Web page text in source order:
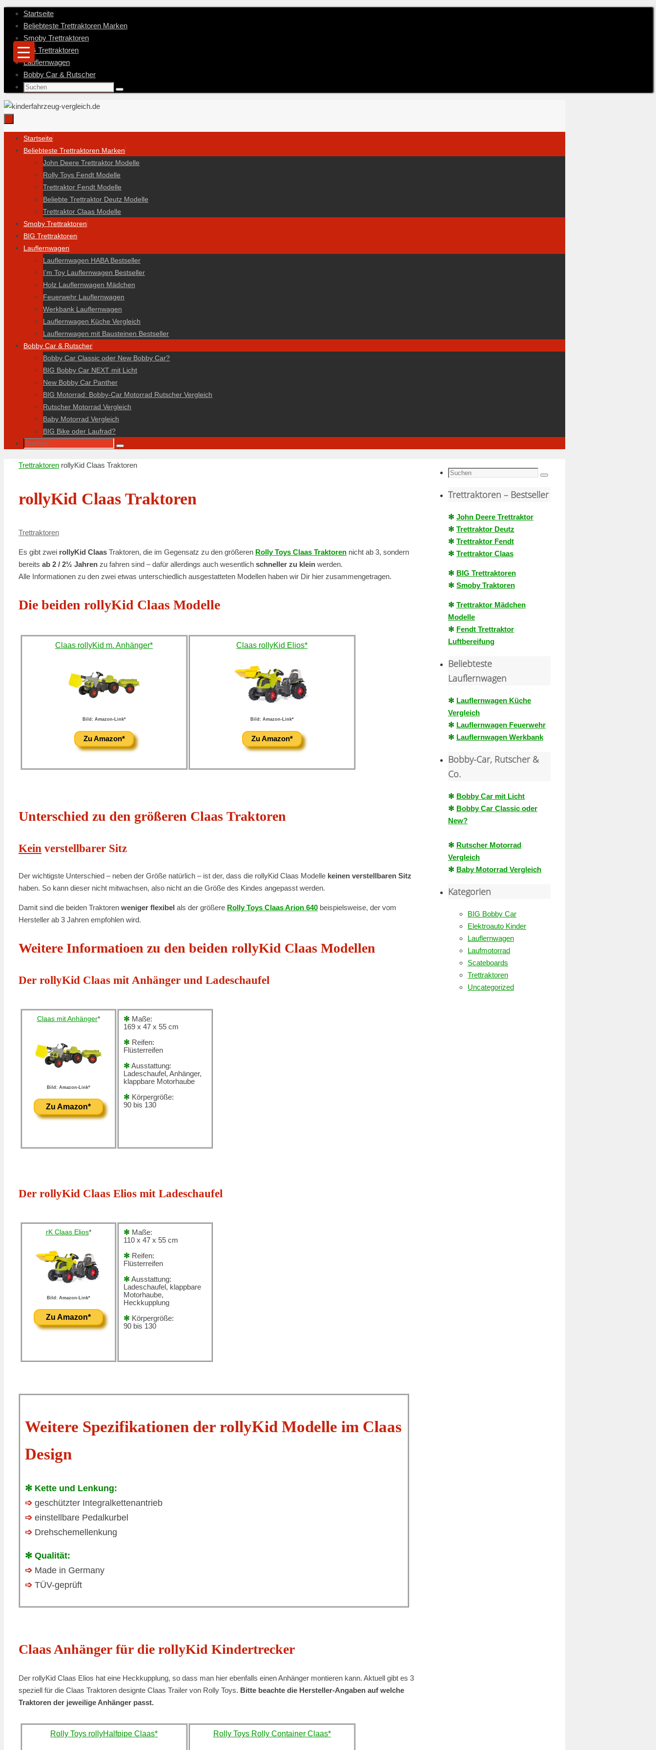
Zum
Inhalt
springen
Startseite
Beliebteste Trettraktoren Marken
Smoby Trettraktoren
BIG Trettraktoren
Lauflernwagen
Bobby Car & Rutscher
Suche
Suchen
Zum
Inhalt
Startseite
Beliebteste Trettraktoren Marken
John Deere Trettraktor Modelle
Rolly Toys Fendt Modelle
Trettraktor Fendt Modelle
Beliebte Trettraktor Deutz Modelle
Trettraktor Claas Modelle
Smoby Trettraktoren
BIG Trettraktoren
Lauflernwagen
Lauflernwagen HABA Bestseller
I’m Toy Lauflernwagen Bestseller
Holz Lauflernwagen Mädchen
Feuerwehr Lauflernwagen
Werkbank Lauflernwagen
Lauflernwagen Küche Vergleich
Lauflernwagen mit Bausteinen Bestseller
Bobby Car & Rutscher
Bobby Car Classic oder New Bobby Car?
BIG Bobby Car NEXT mit Licht
New Bobby Car Panther
BIG Motorrad: Bobby-Car Motorrad Rutscher Vergleich
Rutscher Motorrad Vergleich
Baby Motorrad Vergleich
BIG Bike oder Laufrad?
Suche
Suchen
Startseite
Trettraktoren rollyKid Claas Traktoren
rollyKid Claas Traktoren
Trettraktoren
Es gibt zwei rollyKid Claas Traktoren, die im Gegensatz zu den größeren Rolly Toys Claas Traktoren nicht ab 3, sondern
bereits ab 2 / 2½ Jahren zu fahren sind – dafür allerdings auch wesentlich schneller zu klein werden.
Alle Informationen zu den zwei etwas unterschiedlich ausgestatteten Modellen haben wir Dir hier zusammengetragen.
Die beiden rollyKid Claas Modelle
Claas rollyKid m. Anhänger*
Bild: Amazon-Link*
Zu Amazon*
Claas rollyKid Elios*
Bild: Amazon-Link*
Zu Amazon*
Unterschied zu den größeren Claas Traktoren
Kein verstellbarer Sitz
Der wichtigste Unterschied – neben der Größe natürlich – ist der, dass die rollyKid Claas Modelle keinen verstellbaren Sitz
haben. So kann dieser nicht mitwachsen, also nicht an die Größe des Kindes angepasst werden.
Damit sind die beiden Traktoren weniger flexibel als der größere Rolly Toys Claas Arion 640 beispielsweise, der vom
Hersteller ab 3 Jahren empfohlen wird.
Weitere Informatioen zu den beiden rollyKid Claas Modellen
Der rollyKid Claas mit Anhänger und Ladeschaufel
Claas mit Anhänger*
Bild: Amazon-Link*
Zu Amazon*
✻ Maße:
169 x 47 x 55 cm
✻ Reifen:
Flüsterreifen
✻ Ausstattung:
Ladeschaufel, Anhänger,
klappbare Motorhaube
✻ Körpergröße:
90 bis 130
Der rollyKid Claas Elios mit Ladeschaufel
rK Claas Elios*
Bild: Amazon-Link*
Zu Amazon*
✻ Maße:
110 x 47 x 55 cm
✻ Reifen:
Flüsterreifen
✻ Ausstattung:
Ladeschaufel, klappbare
Motorhaube,
Heckkupplung
✻ Körpergröße:
90 bis 130
Weitere Spezifikationen der rollyKid Modelle im Claas
Design
✻ Kette und Lenkung:
➩ geschützter Integralkettenantrieb
➩ einstellbare Pedalkurbel
➩ Drehschemellenkung
✻ Qualität:
➩ Made in Germany
➩ TÜV-geprüft
Claas Anhänger für die rollyKid Kindertrecker
Der rollyKid Claas Elios hat eine Heckkupplung, so dass man hier ebenfalls einen Anhänger montieren kann. Aktuell gibt es 3
speziell für die Claas Traktoren designte Claas Trailer von Rolly Toys. Bitte beachte die Hersteller-Angaben auf welche
Traktoren der jeweilige Anhänger passt.
Rolly Toys rollyHalfpipe Claas* Rolly Toys Rolly Container Claas*
Suche
Suchen
Trettraktoren – Bestseller
✻ John Deere Trettraktor
✻ Trettraktor Deutz
✻ Trettraktor Fendt
✻ Trettraktor Claas
✻ BIG Trettraktoren
✻ Smoby Traktoren
✻ Trettraktor Mädchen
Modelle
✻ Fendt Trettraktor
Luftbereifung
Beliebteste
Lauflernwagen
✻ Lauflernwagen Küche
Vergleich
✻ Lauflernwagen Feuerwehr
✻ Lauflernwagen Werkbank
Bobby-Car, Rutscher &
Co.
✻ Bobby Car mit Licht
✻ Bobby Car Classic oder
New?
✻ Rutscher Motorrad
Vergleich
✻ Baby Motorrad Vergleich
Kategorien
BIG Bobby Car
Elektroauto Kinder
Lauflernwagen
Laufmotorrad
Scateboards
Trettraktoren
Uncategorized